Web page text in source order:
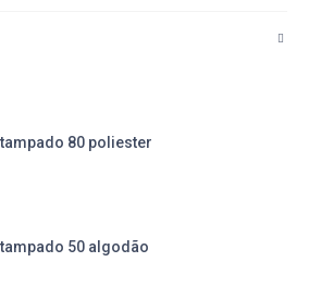
80 poliester
50 algodão